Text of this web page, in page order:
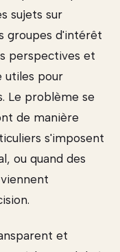
sujets sur
groupes d'intérêt
perspectives et
utiles pour
Le problème se
de manière
s'imposent
ou quand des
et